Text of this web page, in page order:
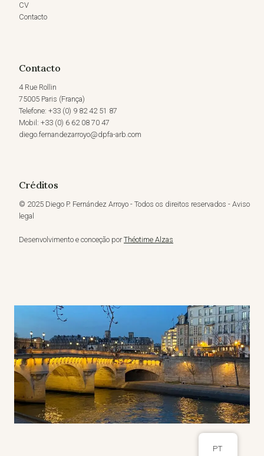
CV
Contacto
Contacto
4 Rue Rollin
75005 Paris (França)
Telefone: +33 (0) 9 82 42 51 87
Mobil: +33 (0) 6 62 08 70 47
diego.fernandezarroyo@dpfa-arb.com
Créditos
© 2025 Diego P. Fernández Arroyo - Todos os direitos reservados - Aviso
legal
Desenvolvimento e conceção porThéotime Alzas
PT